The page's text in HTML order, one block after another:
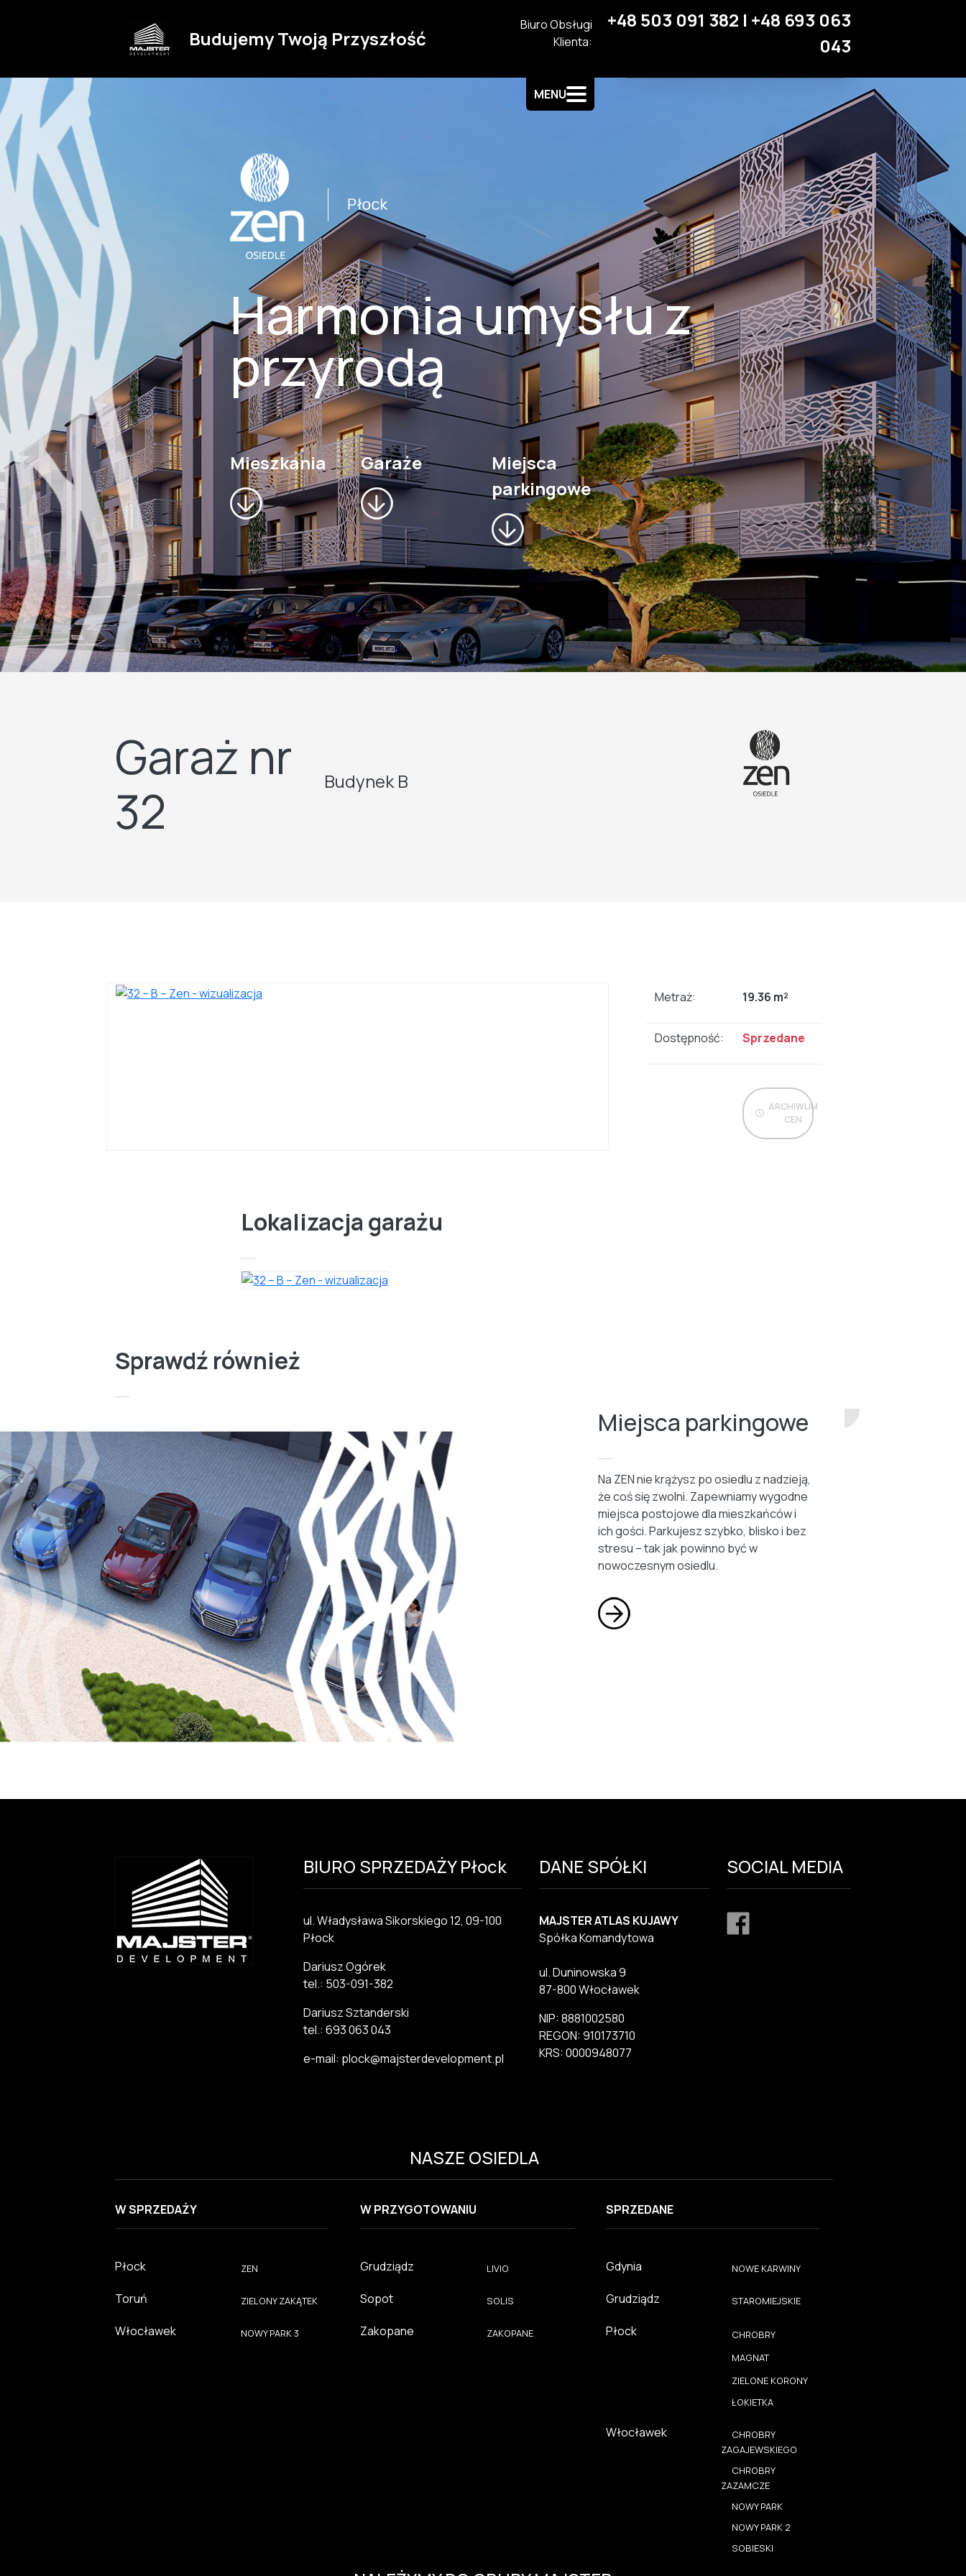
Budujemy Twoją Przyszłość
Biuro Obsługi
Klienta:
+48 503 091 382 | +48 693 063
043
MENU
Miejsca parkingowe
Harmonia umysłu z
przyrodą
Mieszkania Garaże
Miejsca
parkingowe
Garaż nr
32
Budynek B
Metraż: 19.36 m²
Dostępność: Sprzedane
ARCHIWUM
CEN
Lokalizacja garażu
Sprawdź również
Miejsca parkingowe
Na ZEN nie krążysz po osiedlu z nadzieją,
że coś się zwolni. Zapewniamy wygodne
miejsca postojowe dla mieszkańców i
ich gości. Parkujesz szybko, blisko i bez
stresu – tak jak powinno być w
nowoczesnym osiedlu.
BIURO SPRZEDAŻY Płock
ul. Władysława Sikorskiego 12, 09-100
Płock
Dariusz Ogórek
tel.: 503-091-382
Dariusz Sztanderski
tel.: 693 063 043
e-mail: plock@majsterdevelopment.pl
DANE SPÓŁKI
MAJSTER ATLAS KUJAWY
Spółka Komandytowa
ul. Duninowska 9
87-800 Włocławek
NIP: 8881002580
REGON: 910173710
KRS: 0000948077
SOCIAL MEDIA
NASZE OSIEDLA
W SPRZEDAŻY
Płock ZEN
Toruń ZIELONY ZAKĄTEK
Włocławek NOWY PARK 3
W PRZYGOTOWANIU
Grudziądz LIVIO
Sopot SOLIS
Zakopane ZAKOPANE
SPRZEDANE
Gdynia NOWE KARWINY
Grudziądz STAROMIEJSKIE
Płock
CHROBRY
MAGNAT
ZIELONE KORONY
ŁOKIETKA
Włocławek
CHROBRY
ZAGAJEWSKIEGO
CHROBRY
ZAZAMCZE
NOWY PARK
NOWY PARK 2
SOBIESKI